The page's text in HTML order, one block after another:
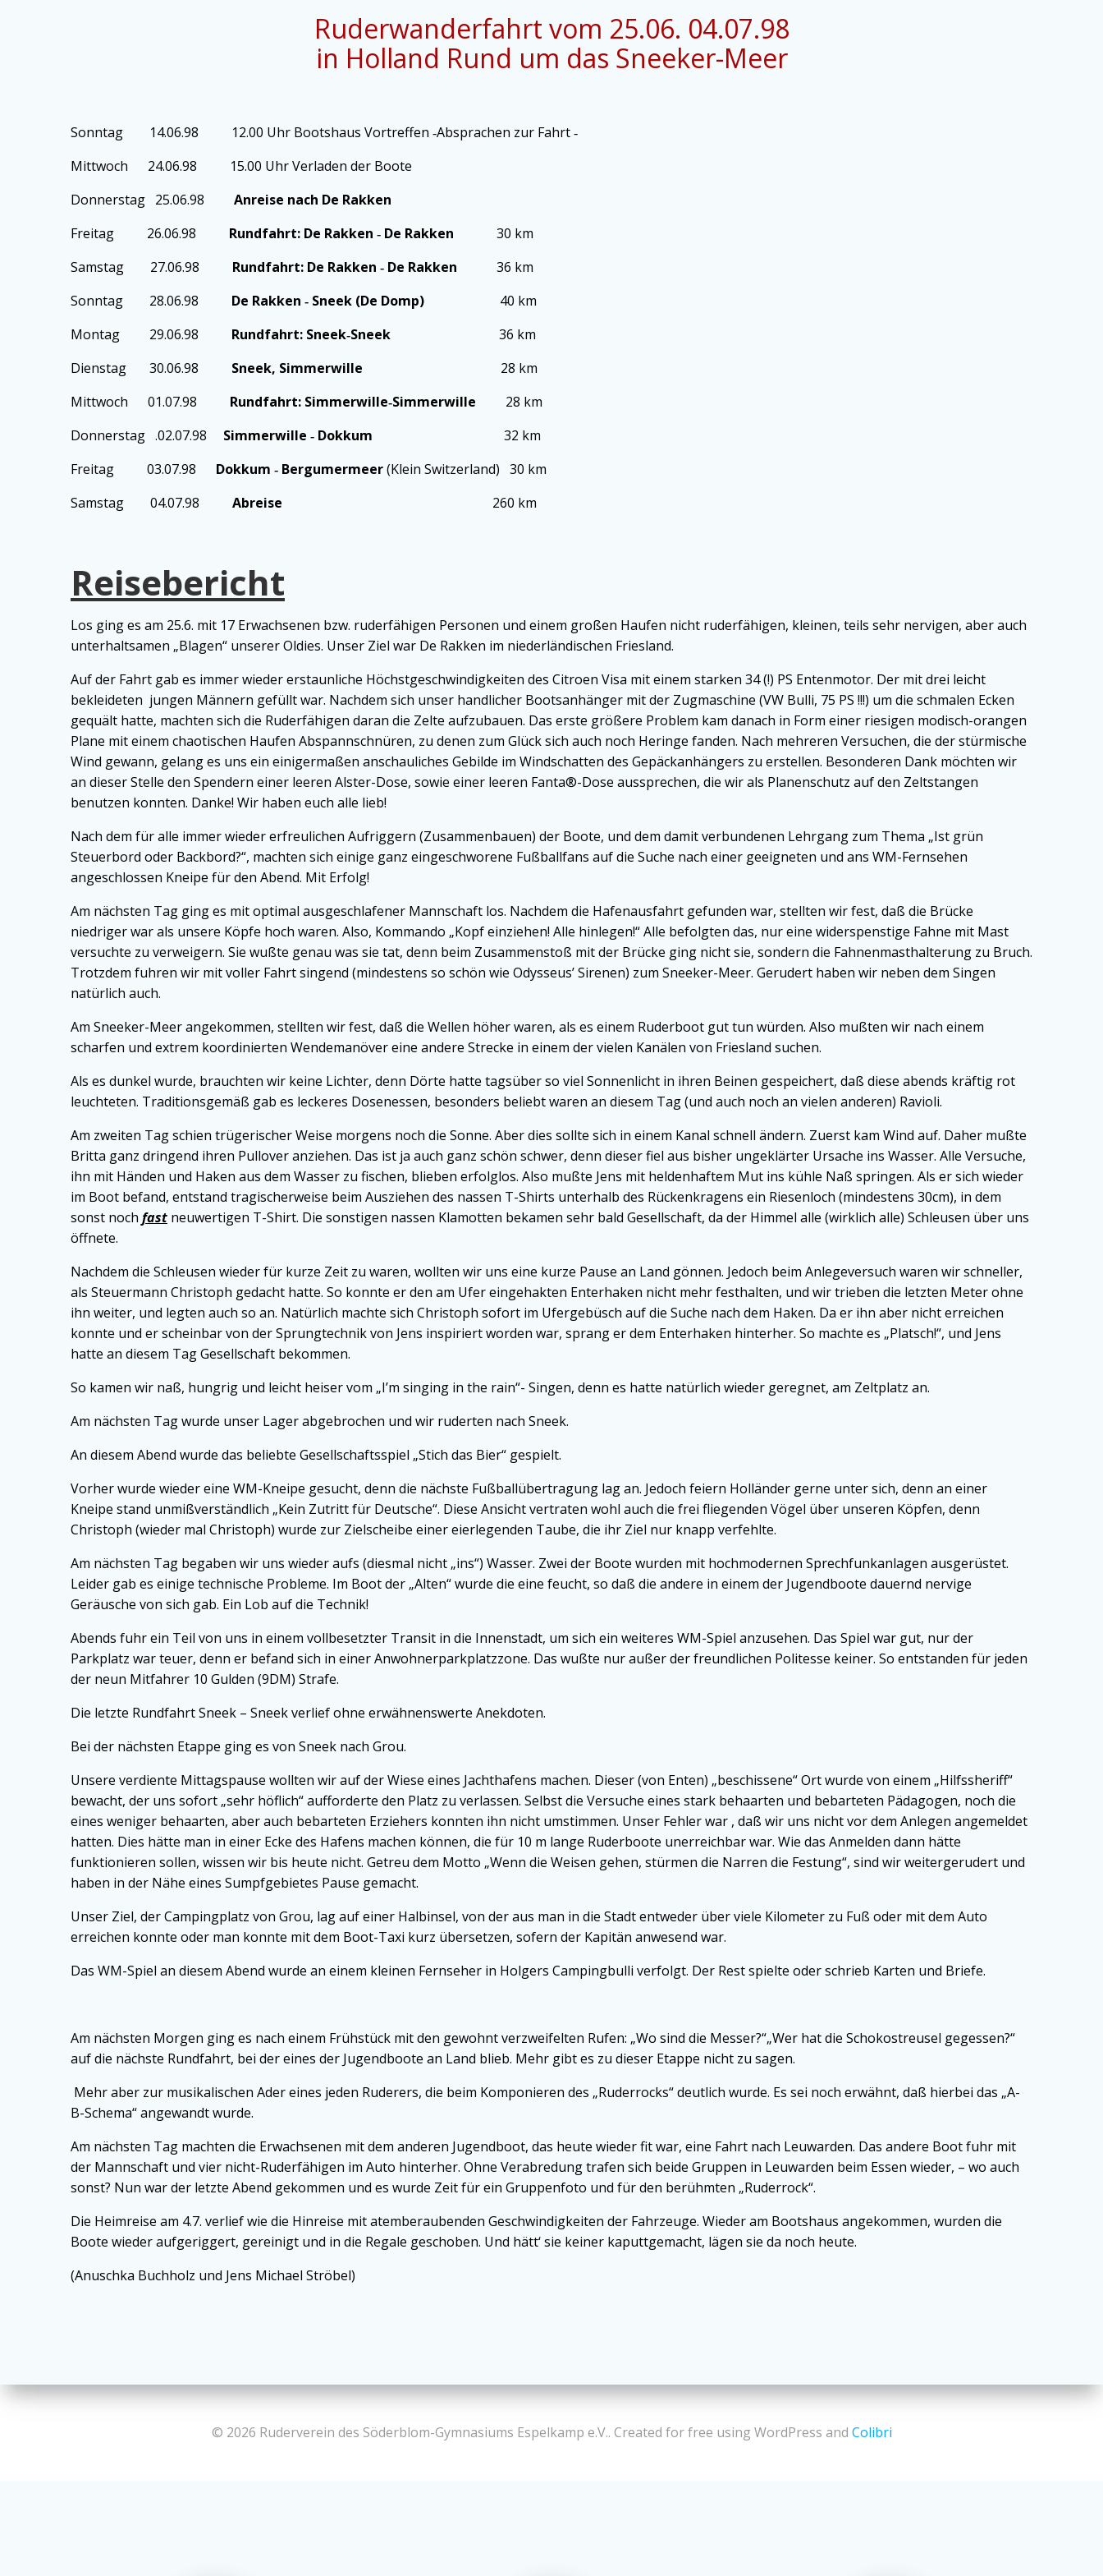
Ruderwanderfahrt vom 25.06. 04.07.98
in Holland Rund um das Sneeker-Meer
Sonntag 14.06.98 12.00 Uhr Bootshaus Vortreffen ‑Absprachen zur Fahrt ‑
Mittwoch 24.06.98 15.00 Uhr Verladen der Boote
Donnerstag 25.06.98 Anreise nach De Rakken
Freitag 26.06.98 Rundfahrt: De Rakken ‑ De Rakken 30 km
Samstag 27.06.98 Rundfahrt: De Rakken ‑ De Rakken 36 km
Sonntag 28.06.98 De Rakken ‑ Sneek (De Domp) 40 km
Montag 29.06.98 Rundfahrt: Sneek‑Sneek 36 km
Dienstag 30.06.98 Sneek, Simmerwille 28 km
Mittwoch 01.07.98 Rundfahrt: Simmerwille‑Simmerwille 28 km
Donnerstag .02.07.98 Simmerwille ‑ Dokkum 32 km
Freitag 03.07.98 Dokkum ‑ Bergumermeer(Klein Switzerland) 30 km
Samstag 04.07.98 Abreise 260 km
Reisebericht
Los ging es am 25.6. mit 17 Erwachsenen bzw. ruderfähigen Personen und einem großen Haufen nicht ruderfähigen, kleinen, teils sehr nervigen, aber auch
unterhaltsamen „Blagen“ unserer Oldies. Unser Ziel war De Rakken im niederländischen Friesland.
Auf der Fahrt gab es immer wieder erstaunliche Höchstgeschwindigkeiten des Citroen Visa mit einem starken 34 (!) PS Entenmotor. Der mit drei leicht
bekleideten jungen Männern gefüllt war. Nachdem sich unser handlicher Bootsanhänger mit der Zugmaschine (VW Bulli, 75 PS !!!) um die schmalen Ecken
gequält hatte, machten sich die Ruderfähigen daran die Zelte aufzubauen. Das erste größere Problem kam danach in Form einer riesigen modisch-orangen
Plane mit einem chaotischen Haufen Abspannschnüren, zu denen zum Glück sich auch noch Heringe fanden. Nach mehreren Versuchen, die der stürmische
Wind gewann, gelang es uns ein einigermaßen anschauliches Gebilde im Windschatten des Gepäckanhängers zu erstellen. Besonderen Dank möchten wir
an dieser Stelle den Spendern einer leeren Alster-Dose, sowie einer leeren Fanta®-Dose aussprechen, die wir als Planenschutz auf den Zeltstangen
benutzen konnten. Danke! Wir haben euch alle lieb!
Nach dem für alle immer wieder erfreulichen Aufriggern (Zusammenbauen) der Boote, und dem damit verbundenen Lehrgang zum Thema „Ist grün
Steuerbord oder Backbord?“, machten sich einige ganz eingeschworene Fußballfans auf die Suche nach einer geeigneten und ans WM-Fernsehen
angeschlossen Kneipe für den Abend. Mit Erfolg!
Am nächsten Tag ging es mit optimal ausgeschlafener Mannschaft los. Nachdem die Hafenausfahrt gefunden war, stellten wir fest, daß die Brücke
niedriger war als unsere Köpfe hoch waren. Also, Kommando „Kopf einziehen! Alle hinlegen!“ Alle befolgten das, nur eine widerspenstige Fahne mit Mast
versuchte zu verweigern. Sie wußte genau was sie tat, denn beim Zusammenstoß mit der Brücke ging nicht sie, sondern die Fahnenmasthalterung zu Bruch.
Trotzdem fuhren wir mit voller Fahrt singend (mindestens so schön wie Odysseus’ Sirenen) zum Sneeker-Meer. Gerudert haben wir neben dem Singen
natürlich auch.
Am Sneeker-Meer angekommen, stellten wir fest, daß die Wellen höher waren, als es einem Ruderboot gut tun würden. Also mußten wir nach einem
scharfen und extrem koordinierten Wendemanöver eine andere Strecke in einem der vielen Kanälen von Friesland suchen.
Als es dunkel wurde, brauchten wir keine Lichter, denn Dörte hatte tagsüber so viel Sonnenlicht in ihren Beinen gespeichert, daß diese abends kräftig rot
leuchteten. Traditionsgemäß gab es leckeres Dosenessen, besonders beliebt waren an diesem Tag (und auch noch an vielen anderen) Ravioli.
Am zweiten Tag schien trügerischer Weise morgens noch die Sonne. Aber dies sollte sich in einem Kanal schnell ändern. Zuerst kam Wind auf. Daher mußte
Britta ganz dringend ihren Pullover anziehen. Das ist ja auch ganz schön schwer, denn dieser fiel aus bisher ungeklärter Ursache ins Wasser. Alle Versuche,
ihn mit Händen und Haken aus dem Wasser zu fischen, blieben erfolglos. Also mußte Jens mit heldenhaftem Mut ins kühle Naß springen. Als er sich wieder
im Boot befand, entstand tragischerweise beim Ausziehen des nassen T-Shirts unterhalb des Rückenkragens ein Riesenloch (mindestens 30cm), in dem
sonst noch fast neuwertigen T-Shirt. Die sonstigen nassen Klamotten bekamen sehr bald Gesellschaft, da der Himmel alle (wirklich alle) Schleusen über uns
öffnete.
Nachdem die Schleusen wieder für kurze Zeit zu waren, wollten wir uns eine kurze Pause an Land gönnen. Jedoch beim Anlegeversuch waren wir schneller,
als Steuermann Christoph gedacht hatte. So konnte er den am Ufer eingehakten Enterhaken nicht mehr festhalten, und wir trieben die letzten Meter ohne
ihn weiter, und legten auch so an. Natürlich machte sich Christoph sofort im Ufergebüsch auf die Suche nach dem Haken. Da er ihn aber nicht erreichen
konnte und er scheinbar von der Sprungtechnik von Jens inspiriert worden war, sprang er dem Enterhaken hinterher. So machte es „Platsch!“, und Jens
hatte an diesem Tag Gesellschaft bekommen.
So kamen wir naß, hungrig und leicht heiser vom „I’m singing in the rain“- Singen, denn es hatte natürlich wieder geregnet, am Zeltplatz an.
Am nächsten Tag wurde unser Lager abgebrochen und wir ruderten nach Sneek.
An diesem Abend wurde das beliebte Gesellschaftsspiel „Stich das Bier“ gespielt.
Vorher wurde wieder eine WM-Kneipe gesucht, denn die nächste Fußballübertragung lag an. Jedoch feiern Holländer gerne unter sich, denn an einer
Kneipe stand unmißverständlich „Kein Zutritt für Deutsche“. Diese Ansicht vertraten wohl auch die frei fliegenden Vögel über unseren Köpfen, denn
Christoph (wieder mal Christoph) wurde zur Zielscheibe einer eierlegenden Taube, die ihr Ziel nur knapp verfehlte.
Am nächsten Tag begaben wir uns wieder aufs (diesmal nicht „ins“) Wasser. Zwei der Boote wurden mit hochmodernen Sprechfunkanlagen ausgerüstet.
Leider gab es einige technische Probleme. Im Boot der „Alten“ wurde die eine feucht, so daß die andere in einem der Jugendboote dauernd nervige
Geräusche von sich gab. Ein Lob auf die Technik!
Abends fuhr ein Teil von uns in einem vollbesetzter Transit in die Innenstadt, um sich ein weiteres WM-Spiel anzusehen. Das Spiel war gut, nur der
Parkplatz war teuer, denn er befand sich in einer Anwohnerparkplatzzone. Das wußte nur außer der freundlichen Politesse keiner. So entstanden für jeden
der neun Mitfahrer 10 Gulden (9DM) Strafe.
Die letzte Rundfahrt Sneek – Sneek verlief ohne erwähnenswerte Anekdoten.
Bei der nächsten Etappe ging es von Sneek nach Grou.
Unsere verdiente Mittagspause wollten wir auf der Wiese eines Jachthafens machen. Dieser (von Enten) „beschissene“ Ort wurde von einem „Hilfssheriff“
bewacht, der uns sofort „sehr höflich“ aufforderte den Platz zu verlassen. Selbst die Versuche eines stark behaarten und bebarteten Pädagogen, noch die
eines weniger behaarten, aber auch bebarteten Erziehers konnten ihn nicht umstimmen. Unser Fehler war , daß wir uns nicht vor dem Anlegen angemeldet
hatten. Dies hätte man in einer Ecke des Hafens machen können, die für 10 m lange Ruderboote unerreichbar war. Wie das Anmelden dann hätte
funktionieren sollen, wissen wir bis heute nicht. Getreu dem Motto „Wenn die Weisen gehen, stürmen die Narren die Festung“, sind wir weitergerudert und
haben in der Nähe eines Sumpfgebietes Pause gemacht.
Unser Ziel, der Campingplatz von Grou, lag auf einer Halbinsel, von der aus man in die Stadt entweder über viele Kilometer zu Fuß oder mit dem Auto
erreichen konnte oder man konnte mit dem Boot-Taxi kurz übersetzen, sofern der Kapitän anwesend war.
Das WM-Spiel an diesem Abend wurde an einem kleinen Fernseher in Holgers Campingbulli verfolgt. Der Rest spielte oder schrieb Karten und Briefe.
Am nächsten Morgen ging es nach einem Frühstück mit den gewohnt verzweifelten Rufen: „Wo sind die Messer?“„Wer hat die Schokostreusel gegessen?“
auf die nächste Rundfahrt, bei der eines der Jugendboote an Land blieb. Mehr gibt es zu dieser Etappe nicht zu sagen.
Mehr aber zur musikalischen Ader eines jeden Ruderers, die beim Komponieren des „Ruderrocks“ deutlich wurde. Es sei noch erwähnt, daß hierbei das „A-
B-Schema“ angewandt wurde.
Am nächsten Tag machten die Erwachsenen mit dem anderen Jugendboot, das heute wieder fit war, eine Fahrt nach Leuwarden. Das andere Boot fuhr mit
der Mannschaft und vier nicht-Ruderfähigen im Auto hinterher. Ohne Verabredung trafen sich beide Gruppen in Leuwarden beim Essen wieder, – wo auch
sonst? Nun war der letzte Abend gekommen und es wurde Zeit für ein Gruppenfoto und für den berühmten „Ruderrock“.
Die Heimreise am 4.7. verlief wie die Hinreise mit atemberaubenden Geschwindigkeiten der Fahrzeuge. Wieder am Bootshaus angekommen, wurden die
Boote wieder aufgeriggert, gereinigt und in die Regale geschoben. Und hätt‘ sie keiner kaputtgemacht, lägen sie da noch heute.
(Anuschka Buchholz und Jens Michael Ströbel)
© 2026 Ruderverein des Söderblom-Gymnasiums Espelkamp e.V.. Created for free using WordPress and Colibri